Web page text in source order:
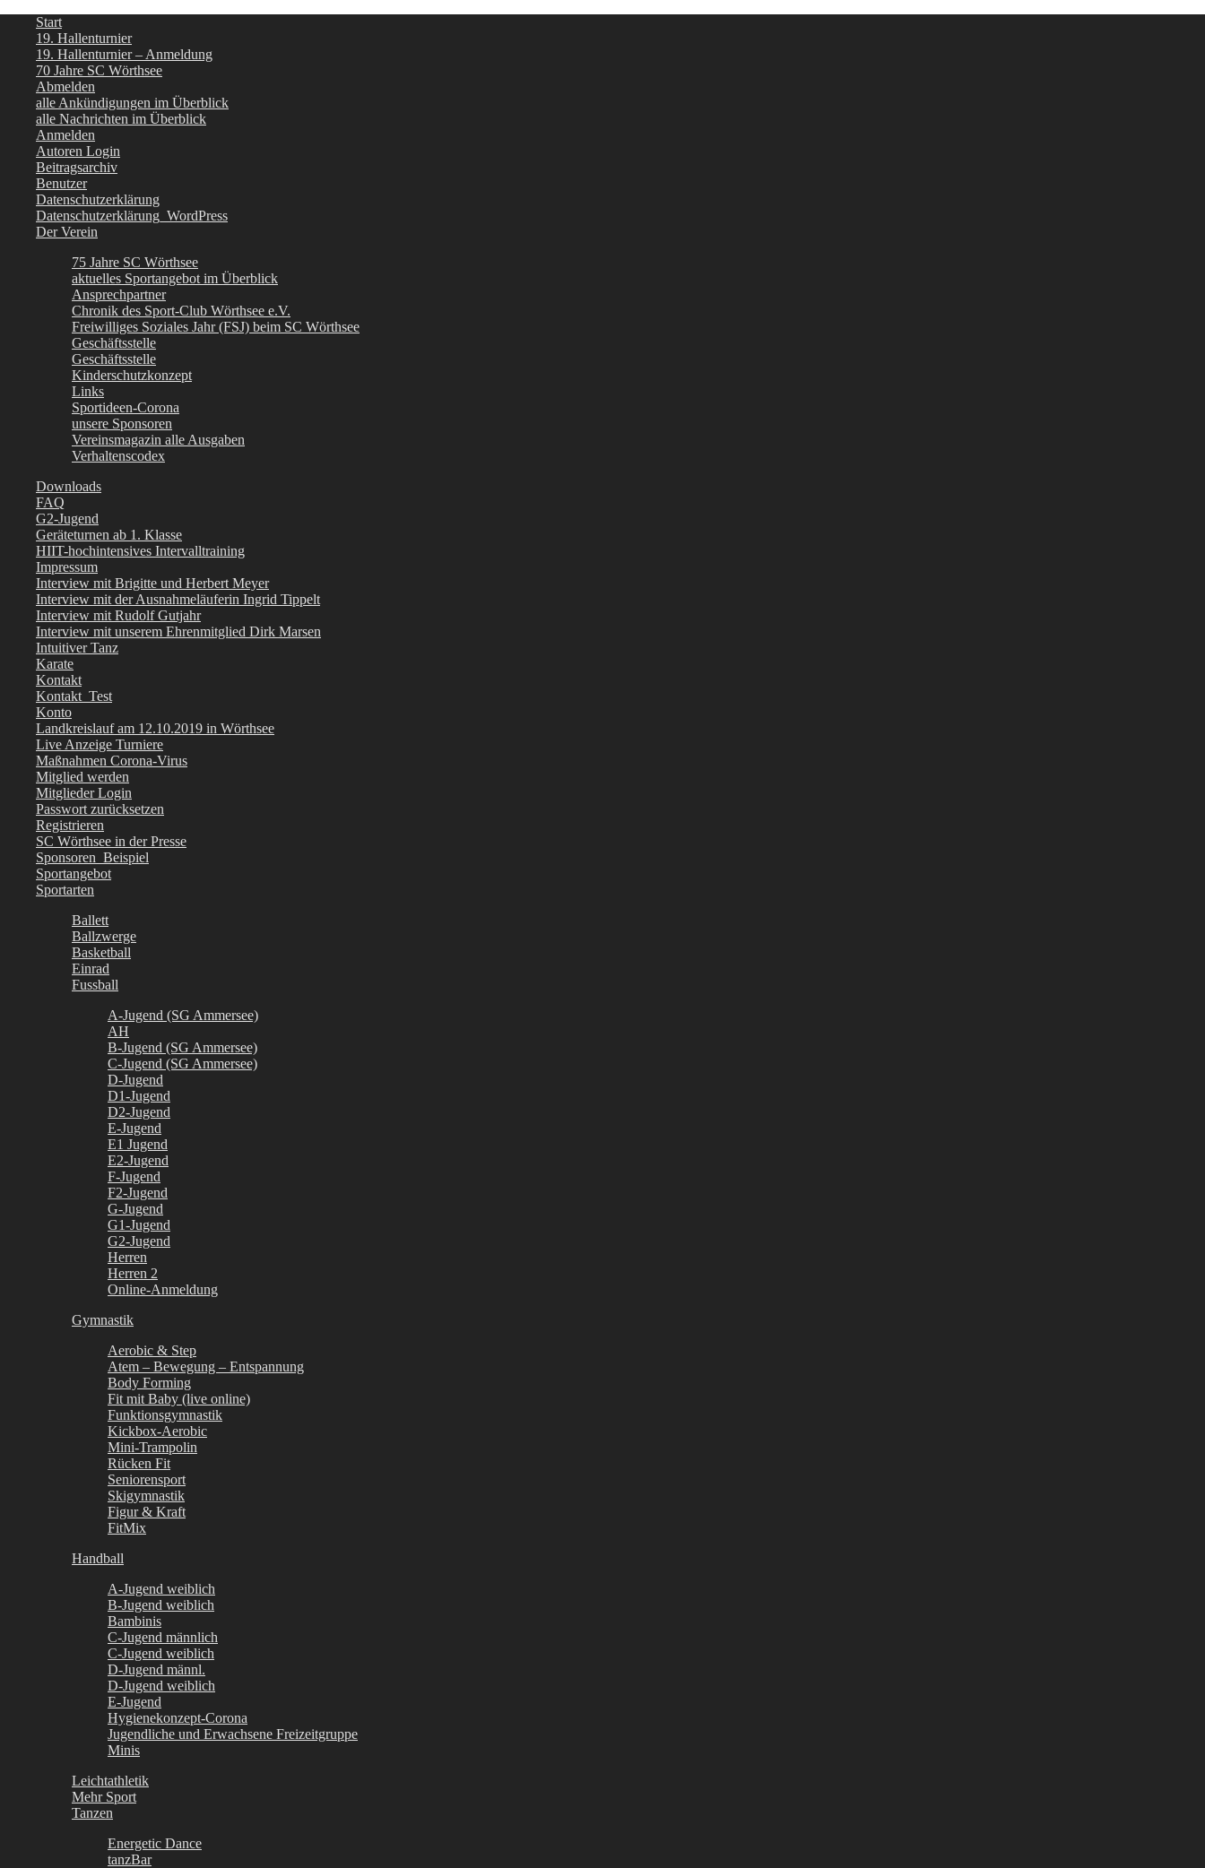
Start
19. Hallenturnier
19. Hallenturnier – Anmeldung
70 Jahre SC Wörthsee
Abmelden
alle Ankündigungen im Überblick
alle Nachrichten im Überblick
Anmelden
Autoren Login
Beitragsarchiv
Benutzer
Datenschutzerklärung
Datenschutzerklärung_WordPress
Der Verein
75 Jahre SC Wörthsee
aktuelles Sportangebot im Überblick
Ansprechpartner
Chronik des Sport-Club Wörthsee e.V.
Freiwilliges Soziales Jahr (FSJ) beim SC Wörthsee
Geschäftsstelle
Geschäftsstelle
Kinderschutzkonzept
Links
Sportideen-Corona
unsere Sponsoren
Vereinsmagazin alle Ausgaben
Verhaltenscodex
Downloads
FAQ
G2-Jugend
Geräteturnen ab 1. Klasse
HIIT-hochintensives Intervalltraining
Impressum
Interview mit Brigitte und Herbert Meyer
Interview mit der Ausnahmeläuferin Ingrid Tippelt
Interview mit Rudolf Gutjahr
Interview mit unserem Ehrenmitglied Dirk Marsen
Intuitiver Tanz
Karate
Kontakt
Kontakt_Test
Konto
Landkreislauf am 12.10.2019 in Wörthsee
Live Anzeige Turniere
Maßnahmen Corona-Virus
Mitglied werden
Mitglieder Login
Passwort zurücksetzen
Registrieren
SC Wörthsee in der Presse
Sponsoren_Beispiel
Sportangebot
Sportarten
Ballett
Ballzwerge
Basketball
Einrad
Fussball
A-Jugend (SG Ammersee)
AH
B-Jugend (SG Ammersee)
C-Jugend (SG Ammersee)
D-Jugend
D1-Jugend
D2-Jugend
E-Jugend
E1 Jugend
E2-Jugend
F-Jugend
F2-Jugend
G-Jugend
G1-Jugend
G2-Jugend
Herren
Herren 2
Online-Anmeldung
Gymnastik
Aerobic & Step
Atem – Bewegung – Entspannung
Body Forming
Fit mit Baby (live online)
Funktionsgymnastik
Kickbox-Aerobic
Mini-Trampolin
Rücken Fit
Seniorensport
Skigymnastik
Figur & Kraft
FitMix
Handball
A-Jugend weiblich
B-Jugend weiblich
Bambinis
C-Jugend männlich
C-Jugend weiblich
D-Jugend männl.
D-Jugend weiblich
E-Jugend
Hygienekonzept-Corona
Jugendliche und Erwachsene Freizeitgruppe
Minis
Leichtathletik
Mehr Sport
Tanzen
Energetic Dance
tanzBar